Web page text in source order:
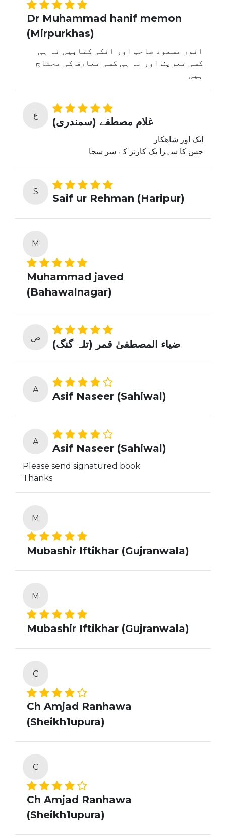
Dr Muhammad hanif memon
(Mirpurkhas)
انور مسعود صاحب اور انکی کتابیں نہ ہی
کسی تعریف اور نہ ہی کسی تعارف کی محتاج
ہیں
غ
غلام مصطفے (سمندری)
ایک اور شاھکار
جس کا سہرا بک کارنر کے سر سجا
S
Saif ur Rehman (Haripur)
M
Muhammad javed
(Bahawalnagar)
ض
ضیاء المصطفیٰ قمر (تلہ گنگ)
A
Asif Naseer (Sahiwal)
A
Asif Naseer (Sahiwal)
Please send signatured book
Thanks
M
Mubashir Iftikhar (Gujranwala)
M
Mubashir Iftikhar (Gujranwala)
C
Ch Amjad Ranhawa
(Sheikh1upura)
C
Ch Amjad Ranhawa
(Sheikh1upura)